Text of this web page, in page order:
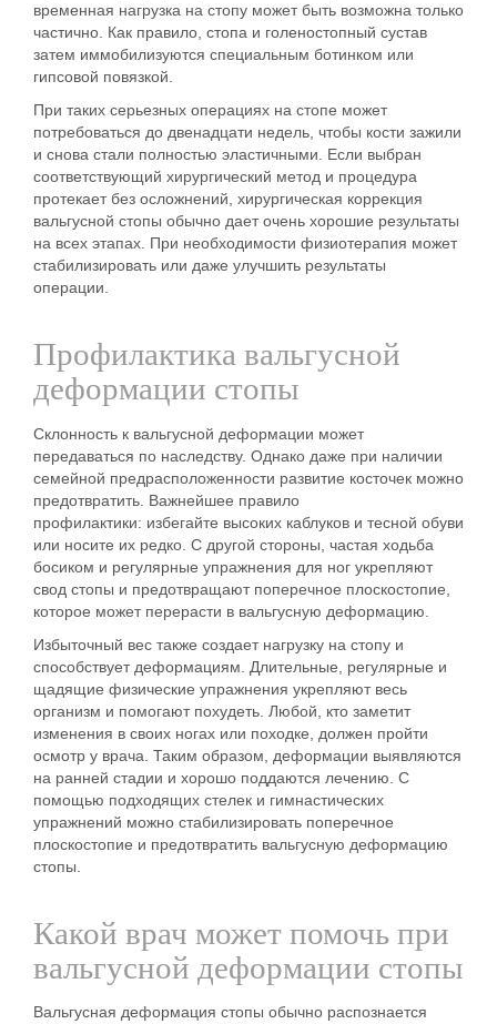
временная нагрузка на стопу может быть возможна только
частично. Как правило, стопа и голеностопный сустав
затем иммобилизуются специальным ботинком или
гипсовой повязкой.
При таких серьезных операциях на стопе может
потребоваться до двенадцати недель, чтобы кости зажили
и снова стали полностью эластичными. Если выбран
соответствующий хирургический метод и процедура
протекает без осложнений, хирургическая коррекция
вальгусной стопы обычно дает очень хорошие результаты
на всех этапах. При необходимости физиотерапия может
стабилизировать или даже улучшить результаты
операции.
Профилактика вальгусной
деформации стопы
Склонность к вальгусной деформации может
передаваться по наследству. Однако даже при наличии
семейной предрасположенности развитие косточек можно
предотвратить. Важнейшее правило
профилактики: избегайте высоких каблуков и тесной обуви
или носите их редко. С другой стороны, частая ходьба
босиком и регулярные упражнения для ног укрепляют
свод стопы и предотвращают поперечное плоскостопие,
которое может перерасти в вальгусную деформацию.
Избыточный вес также создает нагрузку на стопу и
способствует деформациям. Длительные, регулярные и
щадящие физические упражнения укрепляют весь
организм и помогают похудеть. Любой, кто заметит
изменения в своих ногах или походке, должен пройти
осмотр у врача. Таким образом, деформации выявляются
на ранней стадии и хорошо поддаются лечению. С
помощью подходящих стелек и гимнастических
упражнений можно стабилизировать поперечное
плоскостопие и предотвратить вальгусную деформацию
стопы.
Какой врач может помочь при
вальгусной деформации стопы
Вальгусная деформация стопы обычно распознается